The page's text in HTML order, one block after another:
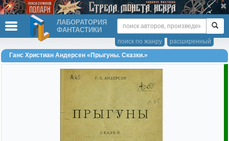
ЛАБОРАТОРИЯ
ФАНТАСТИКИ
расширенный
поиск по жанру
Ганс Христиан Андерсен «Прыгуны. Сказки.»